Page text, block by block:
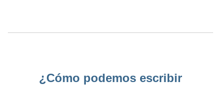
¿Cómo podemos escribir